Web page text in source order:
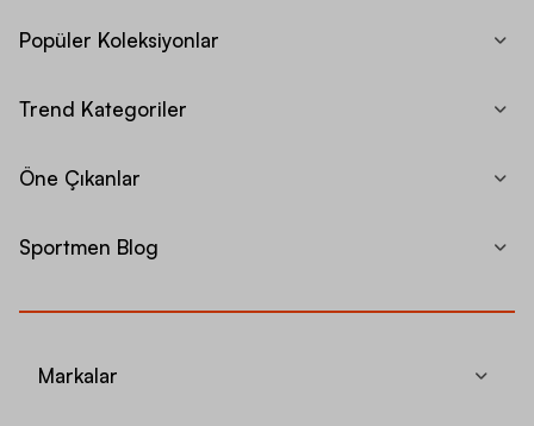
Popüler Koleksiyonlar
Trend Kategoriler
Öne Çıkanlar
Sportmen Blog
Markalar